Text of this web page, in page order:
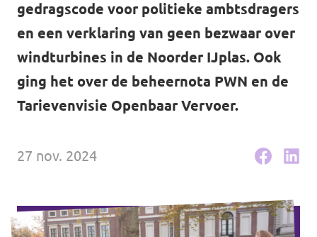
Vacatures
gedragscode voor politieke ambtsdragers
en een verklaring van geen bezwaar over
windturbines in de Noorder IJplas. Ook
ging het over de beheernota PWN en de
Tarievenvisie Openbaar Vervoer.
27 nov. 2024